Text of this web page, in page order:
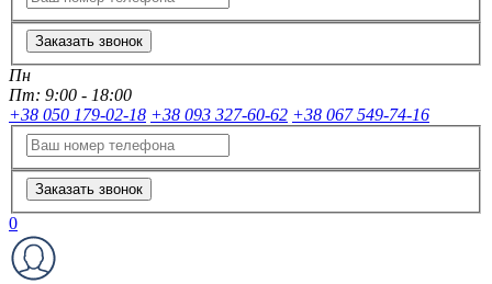
Заказать звонок
Пн
Пт: 9:00 - 18:00
+38 050 179-02-18 +38 093 327-60-62 +38 067 549-74-16
Заказать звонок
0